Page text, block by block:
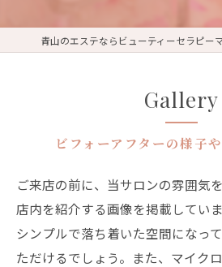
Gallery
ビフォーアフターの様子
ご来店の前に、当サロンの雰囲気
店内を紹介する画像を掲載してい
シンプルで落ち着いた空間になっ
ただけるでしょう。また、マイク